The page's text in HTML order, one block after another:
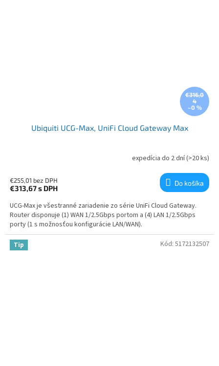
€316,0
4
–0 %
Ubiquiti UCG-Max, UniFi Cloud Gateway Max
expedícia do 2 dní(>20 ks)
€255,01 bez DPH
€313,67s DPH
Do košíka
UCG-Max je všestranné zariadenie zo série UniFi Cloud Gateway.
Router disponuje (1) WAN 1/2.5Gbps portom a (4) LAN 1/2.5Gbps
porty (1 s možnosťou konfigurácie LAN/WAN).
Tip Kód: 5172132507